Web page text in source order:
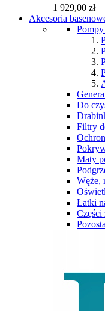
1 929,00 zł
Akcesoria
Do
Filtry
Maty
Węże,
Łatki
Części